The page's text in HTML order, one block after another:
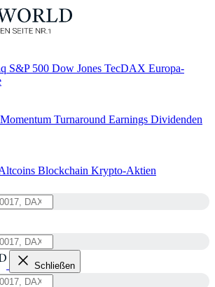
S&P 500 Dow Jones TecDAX Europa-
Turnaround Earnings Dividenden
Blockchain Krypto-Aktien
Schließen